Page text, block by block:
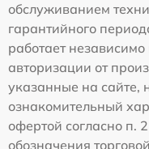
обслуживанием
гарантийного
работает
авторизации от
указанные на сайте,
ознакомительный
офертой согласно п.
обозначения